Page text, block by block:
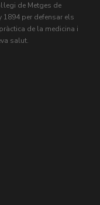
de Metges de
per defensar els
de la medicina i
salut.